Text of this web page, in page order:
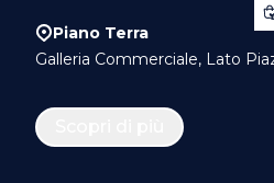
Piano Terra
Galleria Commerciale, Lato